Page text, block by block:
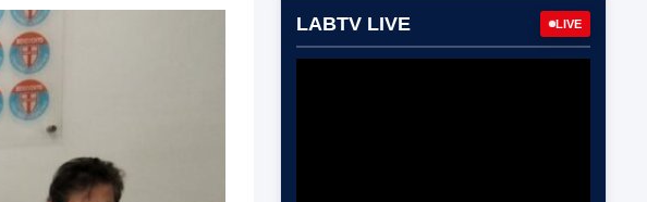
LABTV LIVE LIVE